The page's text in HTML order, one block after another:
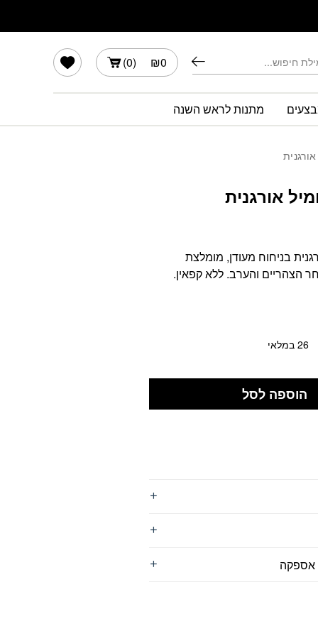
₪0
(
0
)
מתנות לראש השנה
אורגנית
בניחוח מעודן, מומלצת
הצהריים והערב. ללא קפאין.
26 במלאי
הוספה לסל
אספקה